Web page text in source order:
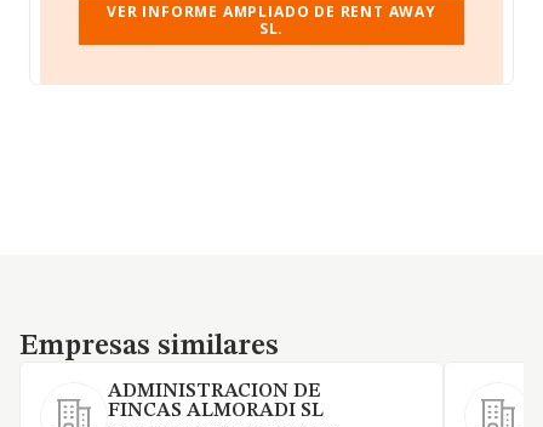
VER INFORME AMPLIADO DE RENT AWAY
SL.
Empresas similares
Empresas similares
ADMINISTRACION DE
FINCAS ALMORADI SL